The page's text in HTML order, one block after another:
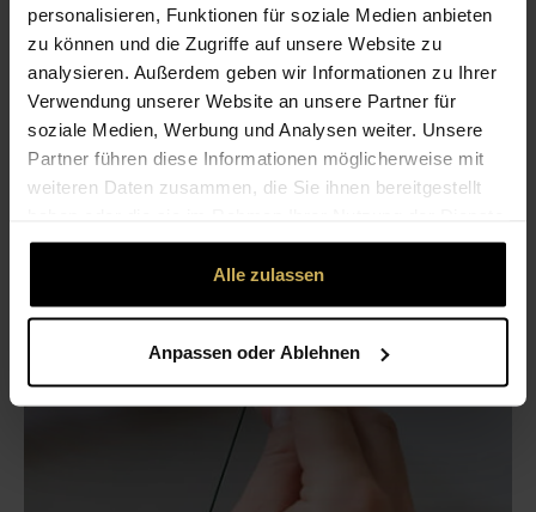
personalisieren, Funktionen für soziale Medien anbieten
zu können und die Zugriffe auf unsere Website zu
analysieren. Außerdem geben wir Informationen zu Ihrer
Verwendung unserer Website an unsere Partner für
soziale Medien, Werbung und Analysen weiter. Unsere
Partner führen diese Informationen möglicherweise mit
weiteren Daten zusammen, die Sie ihnen bereitgestellt
gesammelt haben.
Alle zulassen
Anpassen oder Ablehnen
bis Du genügend Geldblumen für Deinen Blumenstrauß
mit Geld vorbereitet hast.